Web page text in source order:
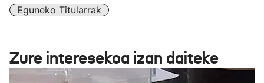
Eguneko Titularrak
Zure interesekoa izan daiteke